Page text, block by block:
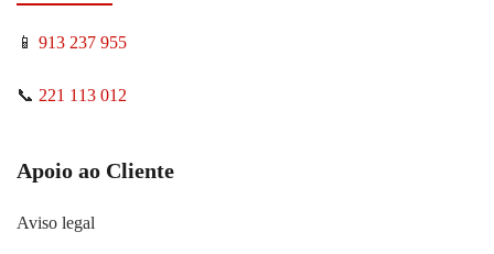
📱 913 237 955
📞 221 113 012
Apoio ao Cliente
Aviso legal